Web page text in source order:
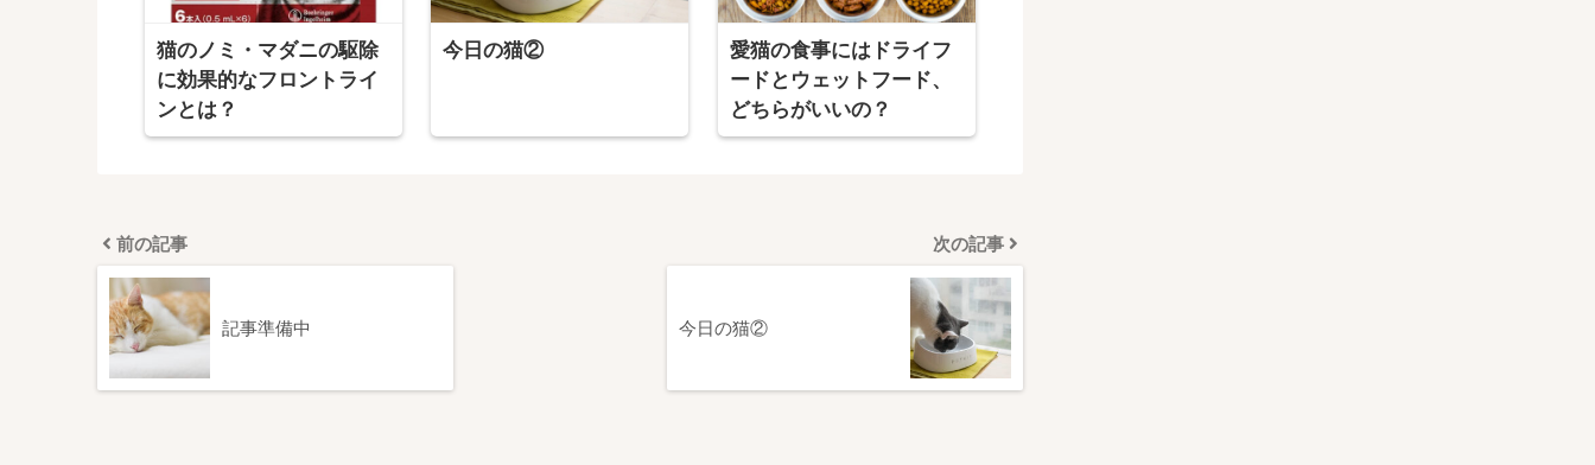
猫のノミ・マダニの駆除
に効果的なフロントライ
ンとは？
今日の猫②
愛猫の食事にはドライフ
ードとウェットフード、
どちらがいいの？
前の記事
記事準備中
次の記事
今日の猫②